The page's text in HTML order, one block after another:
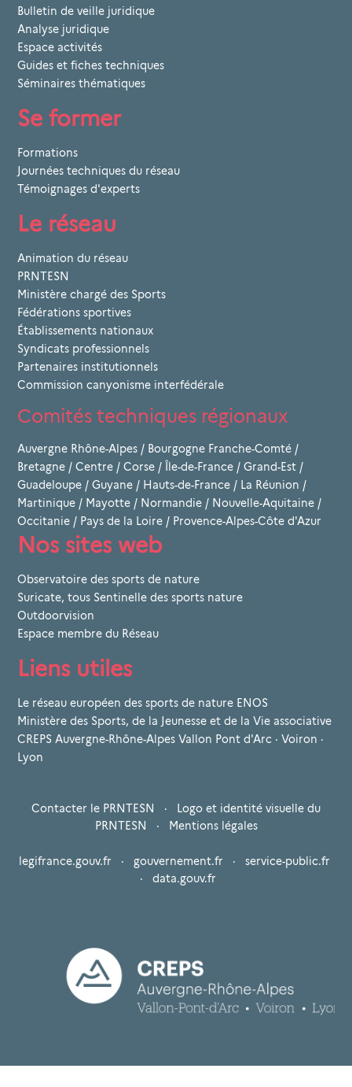
Bulletin de veille juridique
Analyse juridique
Espace activités
Guides et fiches techniques
Séminaires thématiques
Se former
Formations
Journées techniques du réseau
Témoignages d'experts
Le réseau
Animation du réseau
PRNTESN
Ministère chargé des Sports
Fédérations sportives
Établissements nationaux
Syndicats professionnels
Partenaires institutionnels
Commission canyonisme interfédérale
Comités techniques régionaux
Auvergne Rhône-Alpes / Bourgogne Franche-Comté /
Bretagne / Centre / Corse / Île-de-France / Grand-Est /
Guadeloupe / Guyane / Hauts-de-France / La Réunion /
Martinique / Mayotte / Normandie / Nouvelle-Aquitaine /
Occitanie / Pays de la Loire / Provence-Alpes-Côte d'Azur
Nos sites web
Observatoire des sports de nature
Suricate, tous Sentinelle des sports nature
Outdoorvision
Espace membre du Réseau
Liens utiles
Le réseau européen des sports de nature ENOS
Ministère des Sports, de la Jeunesse et de la Vie associative
CREPS Auvergne-Rhône-Alpes Vallon Pont d'Arc · Voiron ·
Lyon
Contacter le PRNTESN ·
Logo et identité visuelle du
PRNTESN
· Mentions légales
legifrance.gouv.fr · gouvernement.fr · service-public.fr
· data.gouv.fr